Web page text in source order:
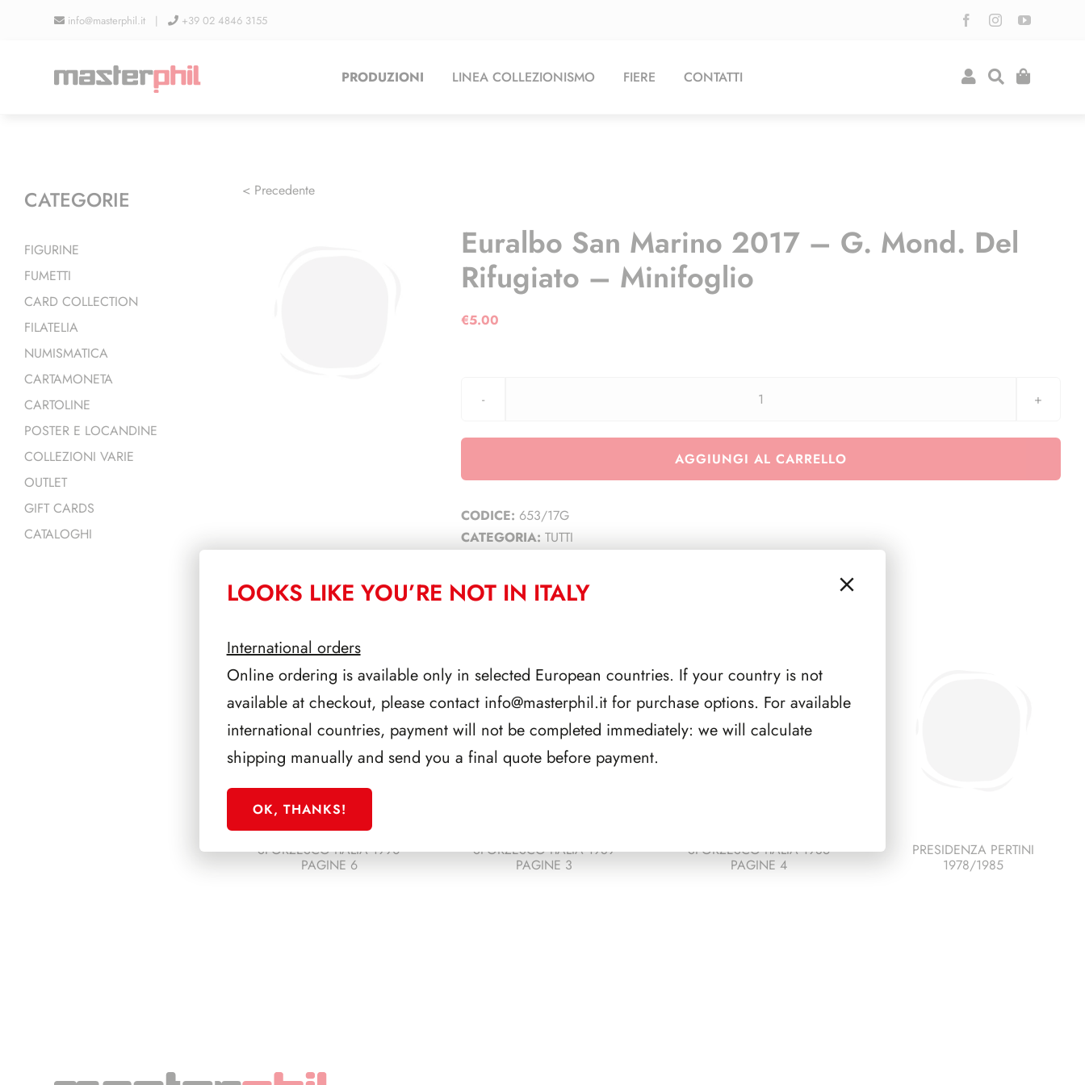
info@masterphil.it | +39 02 4846 3155
PRODUZIONI LINEA COLLEZIONISMO FIERE CONTATTI
< Precedente
Euralbo San Marino 2017 – G. Mond. Del
Rifugiato – Minifoglio
€5.00
Euralbo
Marino
AGGIUNGI AL CARRELLO
CODICE: 653/17G
CATEGORIA: TUTTI
SFORZESCO ITALIA 1990
PAGINE 6
SFORZESCO ITALIA 1989
PAGINE 3
SFORZESCO ITALIA 1986
PAGINE 4
PRESIDENZA PERTINI
1978/1985
CATEGORIE
FIGURINE
FUMETTI
CARD COLLECTION
FILATELIA
NUMISMATICA
CARTAMONETA
CARTOLINE
POSTER E LOCANDINE
COLLEZIONI VARIE
OUTLET
GIFT CARDS
CATALOGHI
LOOKS LIKE YOU’RE NOT IN ITALY
International orders
Online ordering is available only in selected European countries. If your country is not
available at checkout, please contact info@masterphil.itfor purchase options. For available
international countries, payment will not be completed immediately: we will calculate
shipping manually and send you a final quote before payment.
OK, THANKS!